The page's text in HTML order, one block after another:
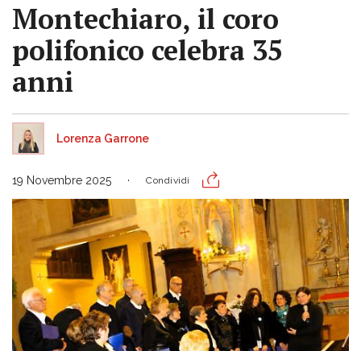
Montechiaro, il coro
polifonico celebra 35
anni
Lorenza Garrone
19 Novembre 2025 Condividi